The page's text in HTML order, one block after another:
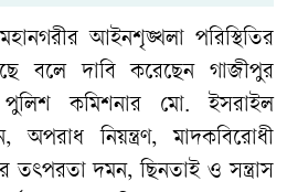
আইনশৃঙ্খলা পরিস্থিতির
বলে দাবি করেছেন গাজীপুর
পুলিশ কমিশনার মো. ইসরাইল
অপরাধ নিয়ন্ত্রণ, মাদকবিরোধী
তৎপরতা দমন, ছিনতাই ও সন্ত্রাস